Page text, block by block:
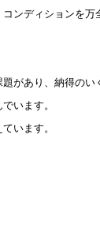
ンディションを
があり、納得のい
います。
います。